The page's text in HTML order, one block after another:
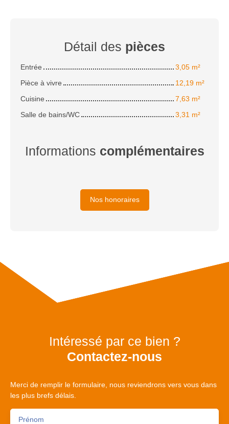
Détail des pièces
Entrée
3,05 m²
Pièce à vivre
12,19 m²
Cuisine
7,63 m²
Salle de bains/WC
3,31 m²
Informations complémentaires
Nos honoraires
Intéressé par ce bien ?
Contactez-nous
Merci de remplir le formulaire, nous reviendrons vers vous dans
les plus brefs délais.
Prénom